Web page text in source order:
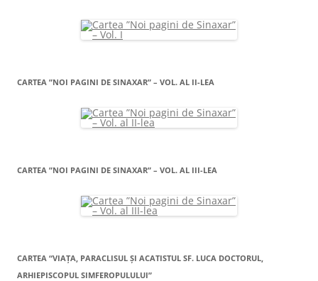
CARTEA ”NOI PAGINI DE SINAXAR” – VOL. AL II-LEA
CARTEA ”NOI PAGINI DE SINAXAR” – VOL. AL III-LEA
CARTEA “VIAŢA, PARACLISUL ŞI ACATISTUL SF. LUCA DOCTORUL,
ARHIEPISCOPUL SIMFEROPULULUI”